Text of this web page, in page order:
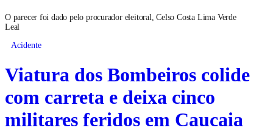
O parecer foi dado pelo procurador eleitoral, Celso Costa Lima Verde
Leal
Acidente
Viatura dos Bombeiros colide
com carreta e deixa cinco
militares feridos em Caucaia